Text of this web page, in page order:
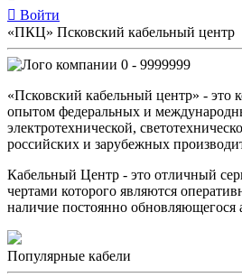
Войти
«ПКЦ» Псковский кабельный центр
0 - 9999999
«Псковский кабельный центр» - это
опытом федеральных и
электротехнической,
российских и зарубежных
Кабельный Центр - это отличный
чертами которого являются
наличие постоянно обновляющегося
Популярные кабели